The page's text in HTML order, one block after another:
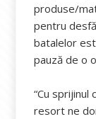
produse/
pentru
batalelor
pauză de o
“Cu
resort ne